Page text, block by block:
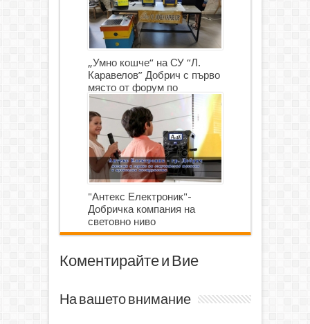
„Умно кошче“ на СУ “Л.
Каравелов” Добрич с първо
място от форум по
роботика
"Антекс Електроник"-
Добричка компания на
световно ниво
Коментирайте и Вие
На вашето внимание